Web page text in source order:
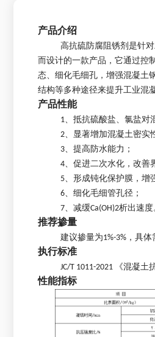
产品介绍
高抗硫防腐阻锈剂是针
而设计的一款产品，它通过控
态、细化毛细孔，增强混凝土
结构等多种途径来提升工业混
产品性能
1、抵抗硫酸盐、氯盐对
2、显著增加混凝土密实
3、提高防水能力；
4、促进二次水化，改善
5、形成钝化保护膜，增
6、细化毛细管孔径；
7、减缓Ca(OH)2析出速度
推荐掺量
建议掺量为1%-3%，具体
执行标准
JC/T 1011-2021 《混凝土
性能指标